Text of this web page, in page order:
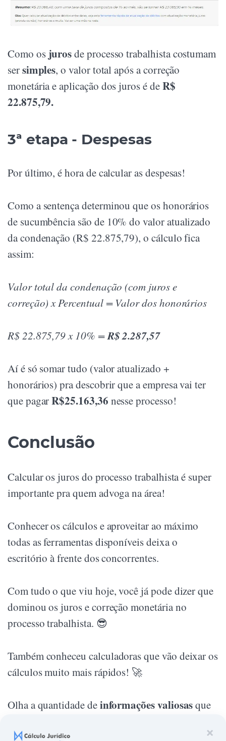
×
Como os jurosde processo trabalhista costumam
sersimples, o valor total após a correção
monetária e aplicação dos juros é deR$
22.875,79.
3ª etapa - Despesas
Por último, é hora de calcular as despesas!
Como a sentença determinou que os honorários
de sucumbência são de 10% do valor atualizado
da condenação (R$ 22.875,79), o cálculo fica
assim:
Valor total da condenação (com juros e
correção) x Percentual = Valor dos honorários
R$ 22.875,79 x 10% =R$ 2.287,57
Aí é só somar tudo (valor atualizado +
honorários) pra descobrir que a empresa vai ter
que pagarR$25.163,36 nesse processo!
Conclusão
Calcular os juros do processo trabalhista é super
importante pra quem advoga na área!
Conhecer os cálculos e aproveitar ao máximo
todas as ferramentas disponíveis deixa o
escritório à frente dos concorrentes.
Com tudo o que viu hoje, você já pode dizer que
dominou os juros e correção monetária no
processo trabalhista. 😎
Também conheceu calculadoras que vão deixar os
cálculos muito mais rápidos! 🚀
Olha a quantidade deinformações valiosasque